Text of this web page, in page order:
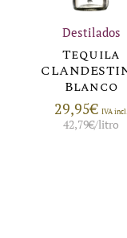
Destilados
Tequila
Blanco
29,95€ IVA incl.
42,79€/litro